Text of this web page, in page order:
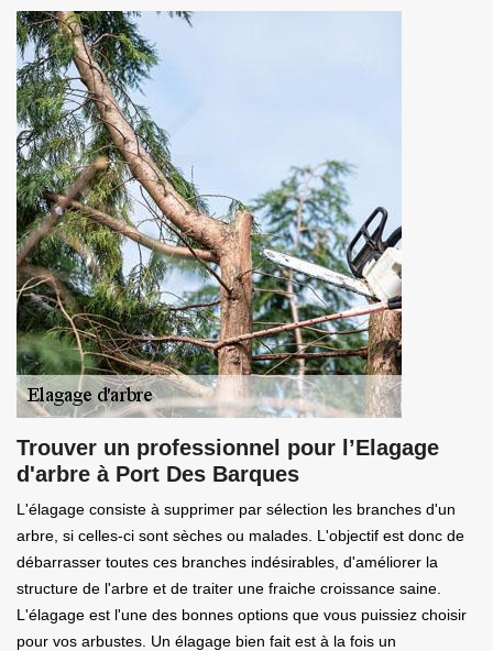
Trouver un professionnel pour l’Elagage
d'arbre à Port Des Barques
L'élagage consiste à supprimer par sélection les branches d'un
arbre, si celles-ci sont sèches ou malades. L'objectif est donc de
débarrasser toutes ces branches indésirables, d'améliorer la
structure de l'arbre et de traiter une fraiche croissance saine.
L'élagage est l'une des bonnes options que vous puissiez choisir
pour vos arbustes. Un élagage bien fait est à la fois un